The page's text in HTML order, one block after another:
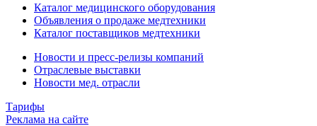
Каталог медицинского оборудования
Объявления о продаже медтехники
Каталог поставщиков медтехники
Новости и пресс-релизы компаний
Отраслевые выставки
Новости мед. отрасли
Тарифы
Реклама на сайте